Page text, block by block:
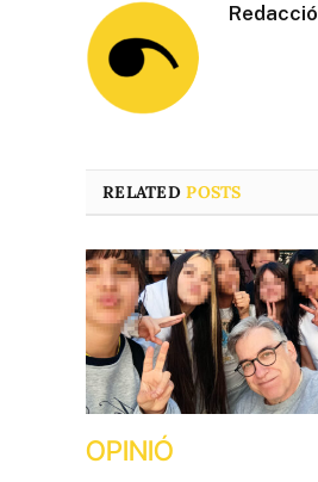
Redacció
RELATEDPOSTS
OPINIÓ